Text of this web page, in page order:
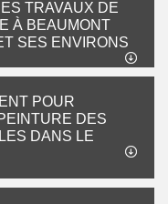
TRAVAUX DE
À BEAUMONT
SES ENVIRONS
POUR
DES
DANS LE